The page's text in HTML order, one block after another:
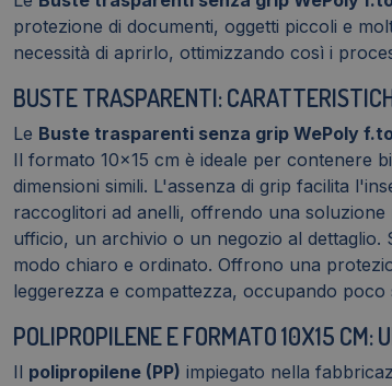
protezione di documenti, oggetti piccoli e
necessità di aprirlo, ottimizzando così i
BUSTE TRASPARENTI:
Le Buste trasparenti senza grip WePoly
Il formato 10x15 cm è ideale per contenere
dimensioni simili. L'assenza di grip facilita
raccoglitori ad anelli, offrendo una
ufficio, un archivio o un negozio al dettaglio.
modo chiaro e ordinato. Offrono una
leggerezza e compattezza, occupando
POLIPROPILENE E FORMATO 10X15 CM:
Il polipropilene (PP) impiegato nella